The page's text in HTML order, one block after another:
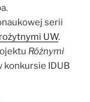
serii
UW.
Różnymi
konkursie IDUB